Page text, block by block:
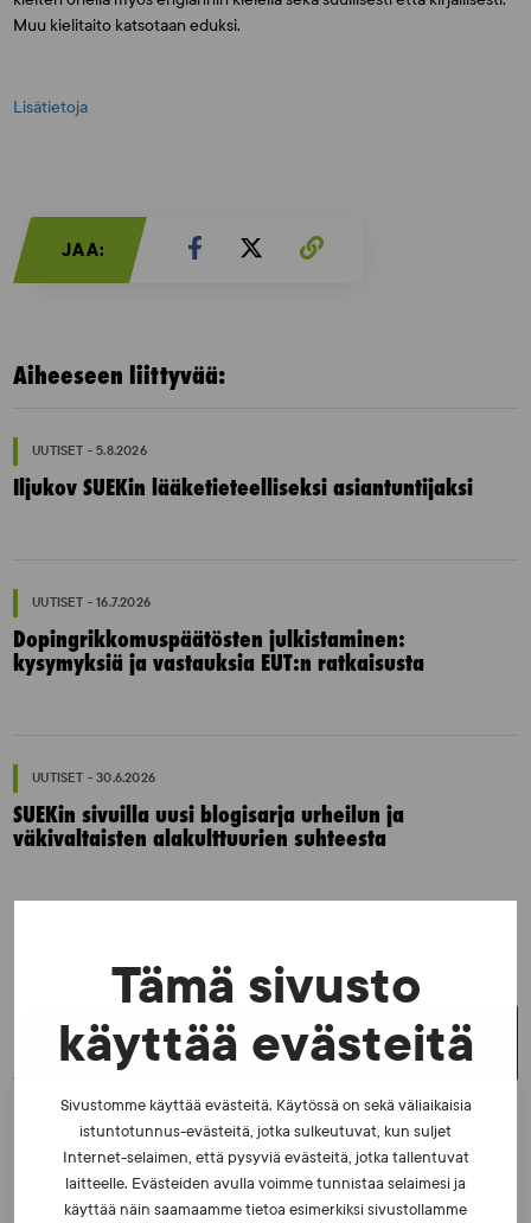
Tämä sivusto
käyttää evästeitä
Sivustomme käyttää evästeitä. Käytössä on sekä väliaikaisia
istuntotunnus-evästeitä, jotka sulkeutuvat, kun suljet
Internet-selaimen, että pysyviä evästeitä, jotka tallentuvat
laitteelle. Evästeiden avulla voimme tunnistaa selaimesi ja
käyttää näin saamaamme tietoa esimerkiksi sivustollamme
Muu kielitaito katsotaan eduksi.
Lisätietoja
JAA:
Aiheeseen liittyvää:
UUTISET - 5.8.2026
Iljukov SUEKin lääketieteelliseksi asiantuntijaksi
UUTISET - 16.7.2026
Dopingrikkomuspäätösten julkistaminen:
kysymyksiä ja vastauksia EUT:n ratkaisusta
UUTISET - 30.6.2026
SUEKin sivuilla uusi blogisarja urheilun ja
väkivaltaisten alakulttuurien suhteesta
UUSIMMAT UUTISET
UUTISET - 5.8.2026
Iljukov SUEKin lääketieteelliseksi asiantuntijaksi